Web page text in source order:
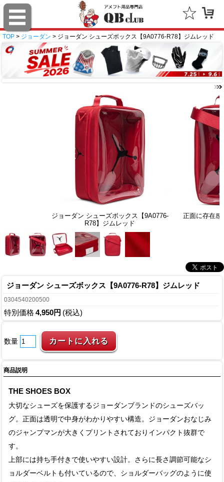
TOP > ジョーダン > ジョーダン シューズボックス【9A0776-R78】ジムレッド
ジョーダン シューズボックス【9A0776-
R78】ジムレッド
正面に存在感
ジョーダン シューズボックス【9A0776-R78】ジムレッド
0304540200500
特別価格 4,950円 (税込)
数量
商品説明
THE SHOES BOX
大切なシューズを保護するジョーダンブランドのシューズバッ
グ。正面は透明で中身がわかりやすい構造。ジョーダンおなじみ
のジャンプマンが大きくプリントされておりインパクト抜群で
す。
上部には持ち手付きで使いやすい設計。さらに長さ調節可能なシ
ョルダーベルトも付いているので、ショルダーバッグのように使